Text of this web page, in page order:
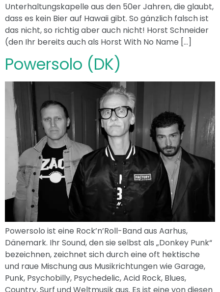
Unterhaltungskapelle aus den 50er Jahren, die glaubt,
dass es kein Bier auf Hawaii gibt. So gänzlich falsch ist
das nicht, so richtig aber auch nicht! Horst Schneider
(den Ihr bereits auch als Horst With No Name […]
Powersolo (DK)
Powersolo ist eine Rock’n’Roll-Band aus Aarhus,
Dänemark. Ihr Sound, den sie selbst als „Donkey Punk“
bezeichnen, zeichnet sich durch eine oft hektische
und raue Mischung aus Musikrichtungen wie Garage,
Punk, Psychobilly, Psychedelic, Acid Rock, Blues,
Country, Surf und Weltmusik aus. Es ist eine von diesen